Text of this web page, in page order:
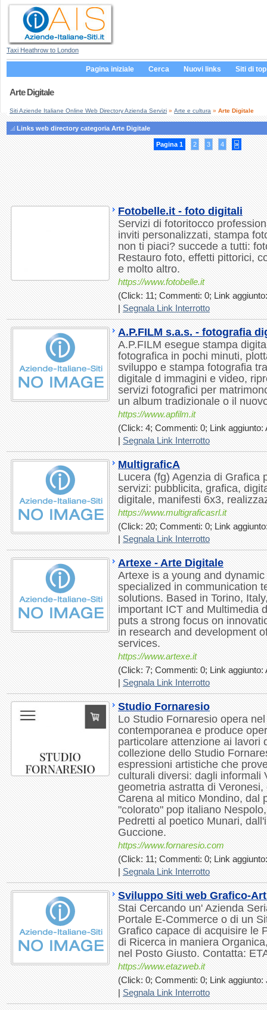
Taxi Heathrow to London
Pagina iniziale Cerca Nuovi links Siti di top
Arte Digitale
Siti Aziende Italiane Online Web Directory Azienda Servizi » Arte e cultura » Arte Digitale
Links web directory categoria Arte Digitale
Pagina 1 2 3 4 »
Fotobelle.it - foto digitali
Servizi di fotoritocco
inviti personalizzati, stampa
non ti piaci? succede a tutti:
Restauro foto, effetti pittorici,
e molto altro.
https://www.fotobelle.it
(Click: 11; Commenti: 0; Link
|Segnala Link Interrotto
A.P.FILM s.a.s. - fotografia
A.P.FILM esegue stampa
fotografica in pochi minuti,
sviluppo e stampa fotografia
digitale d immagini e video,
servizi fotografici per
un album tradizionale o il
https://www.apfilm.it
(Click: 4; Commenti: 0; Link aggiunto:
|Segnala Link Interrotto
MultigraficA
Lucera (fg) Agenzia di Grafica
servizi: pubblicita, grafica,
digitale, manifesti 6x3,
https://www.multigraficasrl.it
(Click: 20; Commenti: 0; Link
|Segnala Link Interrotto
Artexe - Arte Digitale
Artexe is a young and
specialized in communication
solutions. Based in Torino,
important ICT and Multimedia
puts a strong focus on
in research and development
services.
https://www.artexe.it
(Click: 7; Commenti: 0; Link aggiunto:
|Segnala Link Interrotto
Studio Fornaresio
Lo Studio Fornaresio opera
contemporanea e produce
particolare attenzione ai lavori
collezione dello Studio
espressioni artistiche che
culturali diversi: dagli informali
geometria astratta di
Carena al mitico Mondino, dal
"colorato" pop italiano
Pedretti al poetico Munari,
Guccione.
https://www.fornaresio.com
(Click: 11; Commenti: 0; Link
|Segnala Link Interrotto
Sviluppo Siti web Grafico-
Stai Cercando un' Azienda
Portale E-Commerce o di un
Grafico capace di acquisire le
di Ricerca in maniera
nel Posto Giusto. Contatta:
https://www.etazweb.it
(Click: 0; Commenti: 0; Link aggiunto:
|Segnala Link Interrotto